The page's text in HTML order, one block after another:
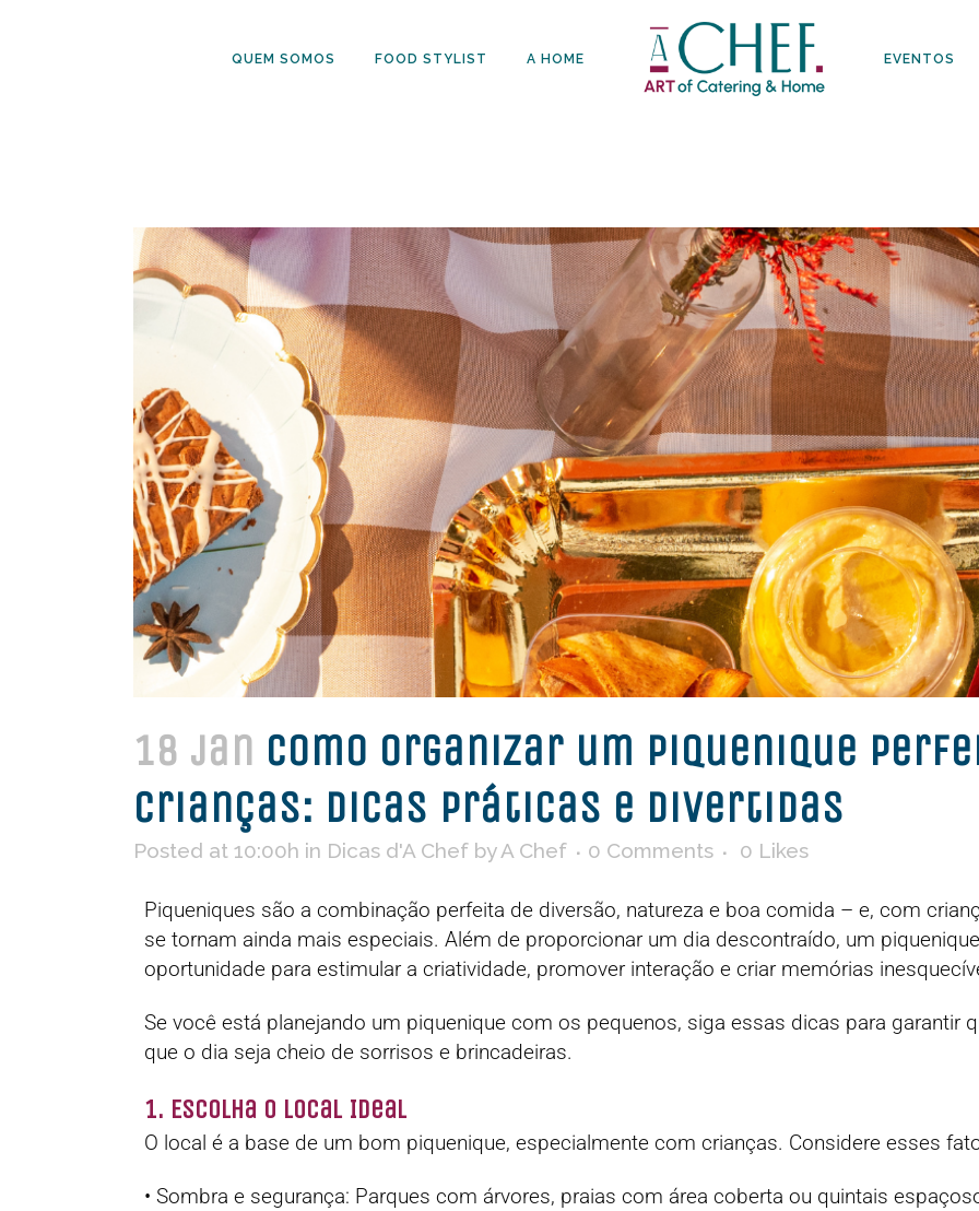
QUEM SOMOS FOOD STYLIST A HOME EVENTOS
18 jan Como Organizar um Piquenique
Crianças: Dicas Práticas e Divertidas
Posted at 10:00h in Dicas d'A Chef byA Chef 0 Comments 0 Likes
Piqueniques são a combinação perfeita de diversão, natureza e boa comida – e, com
se tornam ainda mais especiais. Além de proporcionar um dia descontraído, um
oportunidade para estimular a criatividade, promover interação e criar memórias
Se você está planejando um piquenique com os pequenos, siga essas dicas para garantir
que o dia seja cheio de sorrisos e brincadeiras.
1. Escolha o Local Ideal
O local é a base de um bom piquenique, especialmente com crianças. Considere esses
• Sombra e segurança: Parques com árvores, praias com área coberta ou quintais